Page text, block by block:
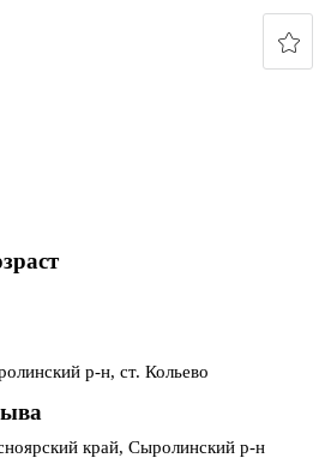
р-н, ст. Кольево
край, Сыролинский р-н